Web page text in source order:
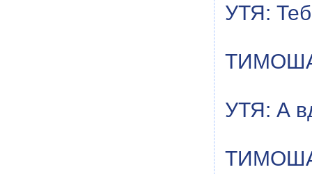
УТЯ:
УТЯ: А